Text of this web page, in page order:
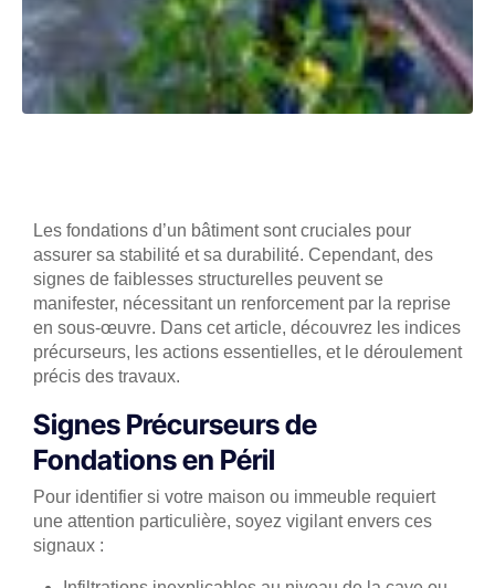
Les fondations d’un bâtiment sont cruciales pour
assurer sa stabilité et sa durabilité. Cependant, des
signes de faiblesses structurelles peuvent se
manifester, nécessitant un renforcement par la reprise
en sous-œuvre. Dans cet article, découvrez les indices
précurseurs, les actions essentielles, et le déroulement
précis des travaux.
Signes Précurseurs de
Fondations en Péril
Pour identifier si votre maison ou immeuble requiert
une attention particulière, soyez vigilant envers ces
signaux :